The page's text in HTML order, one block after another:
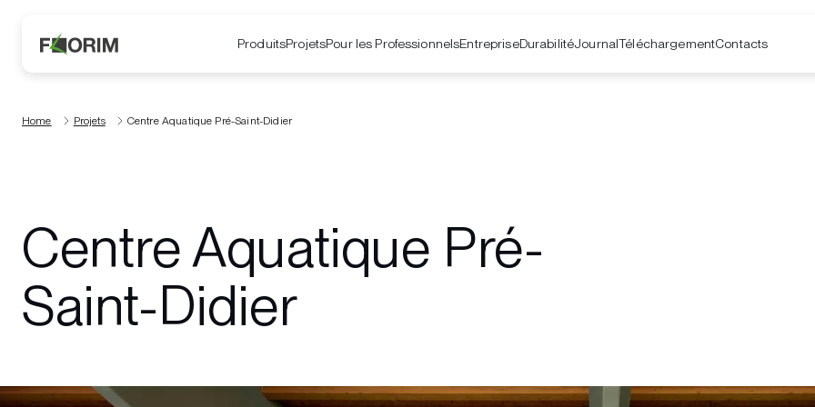
ProduitsProjetsPour les ProfessionnelsEntrepriseDurabilitéJournalTéléchargementContacts
Home Projets Centre Aquatique Pré-Saint-Didier
Centre Aquatique Pré-
Saint-Didier